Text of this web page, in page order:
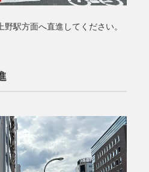
駅方面へ直進してください。